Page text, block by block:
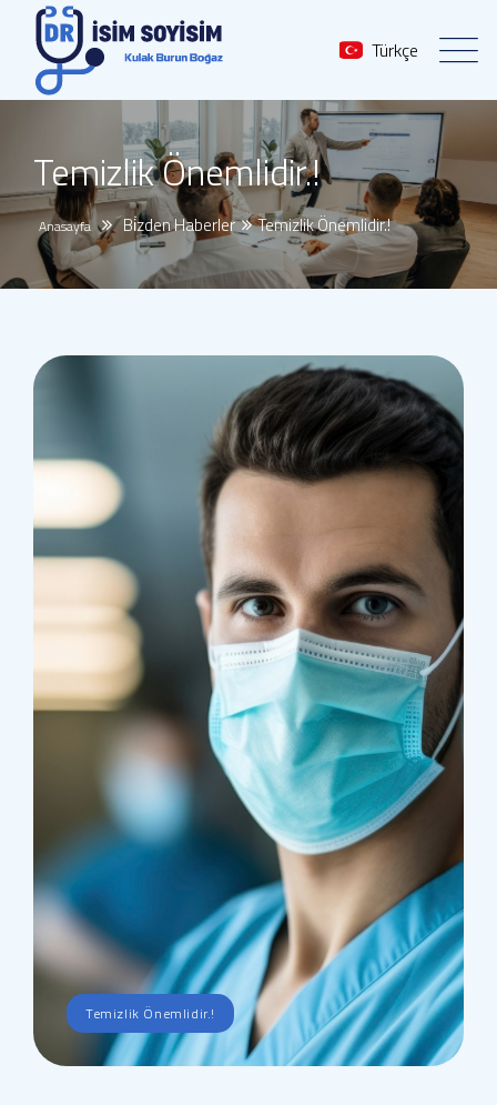
Türkçe
Temizlik Önemlidir.!
Anasayfa Bi̇zden Haberler Temizlik Önemlidir.!
Temizlik Önemlidir.!